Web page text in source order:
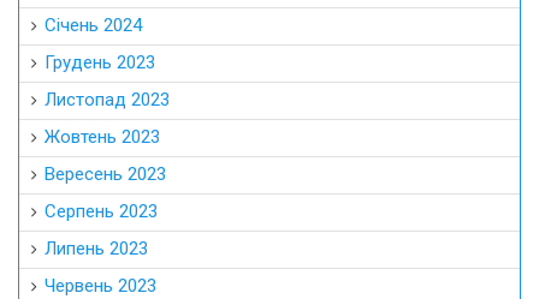
Січень 2024
Грудень 2023
Листопад 2023
Жовтень 2023
Вересень 2023
Серпень 2023
Липень 2023
Червень 2023